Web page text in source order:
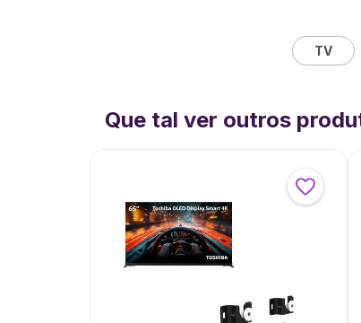
TV
Que tal ver outros